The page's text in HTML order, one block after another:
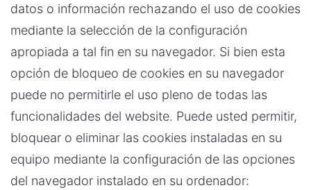
datos o información rechazando el uso de cookies
mediante la selección de la configuración
apropiada a tal fin en su navegador. Si bien esta
opción de bloqueo de cookies en su navegador
puede no permitirle el uso pleno de todas las
funcionalidades del website. Puede usted permitir,
bloquear o eliminar las cookies instaladas en su
equipo mediante la configuración de las opciones
del navegador instalado en su ordenador: